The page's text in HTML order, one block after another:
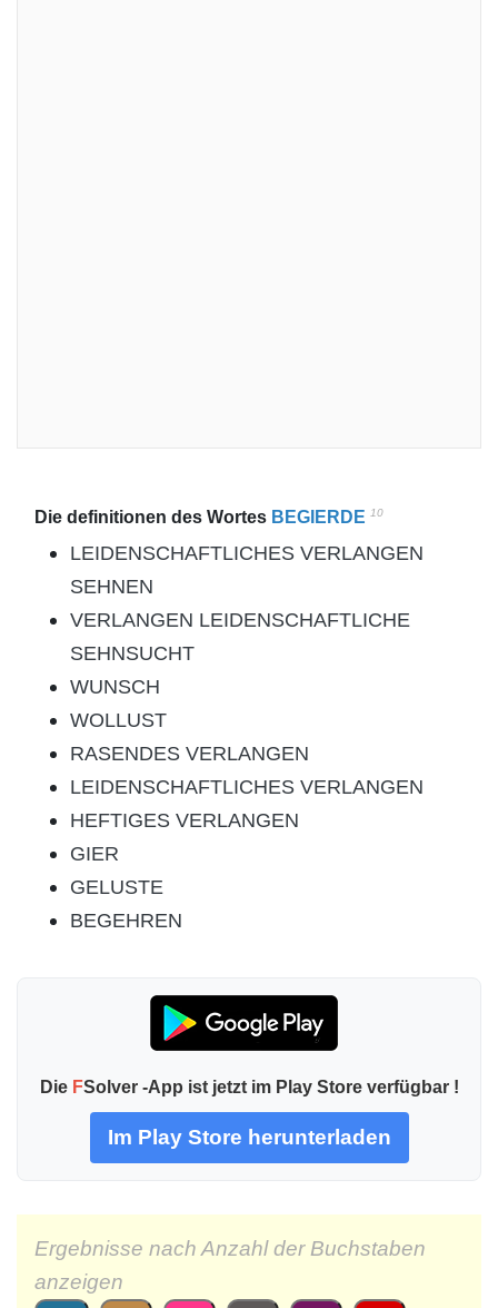
Die definitionen des Wortes BEGIERDE 10
LEIDENSCHAFTLICHES VERLANGEN
SEHNEN
VERLANGEN LEIDENSCHAFTLICHE
SEHNSUCHT
WUNSCH
WOLLUST
RASENDES VERLANGEN
LEIDENSCHAFTLICHES VERLANGEN
HEFTIGES VERLANGEN
GIER
GELUSTE
BEGEHREN
Die FSolver -App ist jetzt im Play Store verfügbar !
Im Play Store herunterladen
Ergebnisse nach Anzahl der Buchstaben
anzeigen